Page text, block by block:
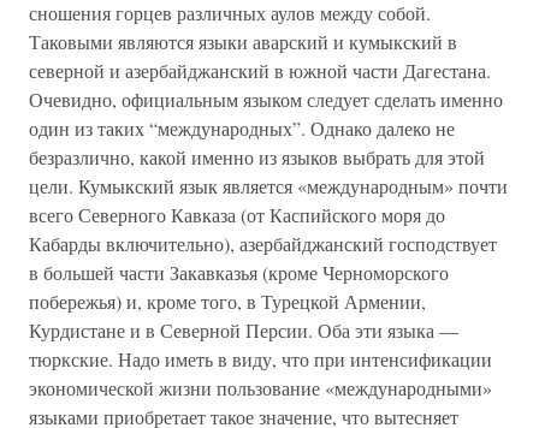
сношения горцев различных аулов между собой.
Таковыми являются языки аварский и кумыкский в
северной и азербайджанский в южной части Дагестана.
Очевидно, официальным языком следует сделать именно
один из таких “международных”. Однако далеко не
безразлично, какой именно из языков выбрать для этой
цели. Кумыкский язык является «международным» почти
всего Северного Кавказа (от Каспийского моря до
Кабарды включительно), азербайджанский господствует
в большей части Закавказья (кроме Черноморского
побережья) и, кроме того, в Турецкой Армении,
Курдистане и в Северной Персии. Оба эти языка —
тюркские. Надо иметь в виду, что при интенсификации
экономической жизни пользование «международными»
языками приобретает такое значение, что вытесняет